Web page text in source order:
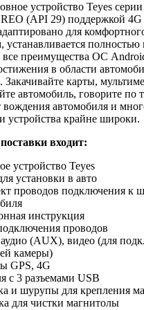
устройство Teyes
(API 29) поддержкой 4G
для
устанавливается полностью
все преимущества ОС
в области
Закачивайте карты,
автомобиль, говорите по
вождения автомобиля и
устройства крайне широки.
входит:
устройство Teyes
установки в авто
проводов подключения к
инструкция
проводов
аудио (AUX), видео (для
камеры)
GPS, 4G
с 3 разъемами USB
и шурупы для крепления
для чистки магнитолы